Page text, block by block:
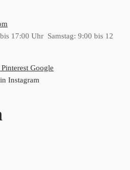
17:00 Uhr Samstag: 9:00 bis 12
Pinterest Google
Instagram